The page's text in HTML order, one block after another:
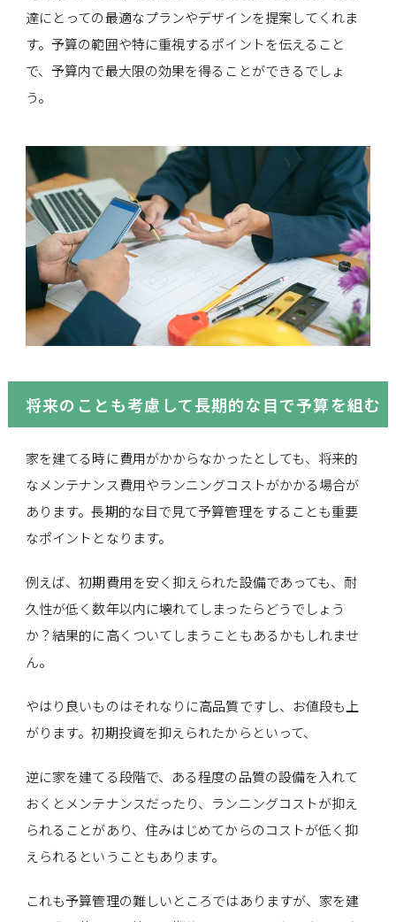
達にとっての最適なプランやデザインを提案してくれま
す。予算の範囲や特に重視するポイントを伝えること
で、予算内で最大限の効果を得ることができるでしょ
う。
将来のことも考慮して長期的な目で予算を組む
家を建てる時に費用がかからなかったとしても、将来的
なメンテナンス費用やランニングコストがかかる場合が
あります。長期的な目で見て予算管理をすることも重要
なポイントとなります。
例えば、初期費用を安く抑えられた設備であっても、耐
久性が低く数年以内に壊れてしまったらどうでしょう
か？結果的に高くついてしまうこともあるかもしれませ
ん。
やはり良いものはそれなりに高品質ですし、お値段も上
がります。初期投資を抑えられたからといって、
逆に家を建てる段階で、ある程度の品質の設備を入れて
おくとメンテナンスだったり、ランニングコストが抑え
られることがあり、住みはじめてからのコストが低く抑
えられるということもあります。
これも予算管理の難しいところではありますが、家を建